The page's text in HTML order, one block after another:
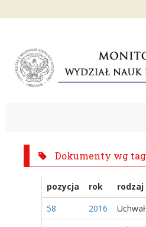
Dokumenty wg
pozycja rok rodzaj
58
2016